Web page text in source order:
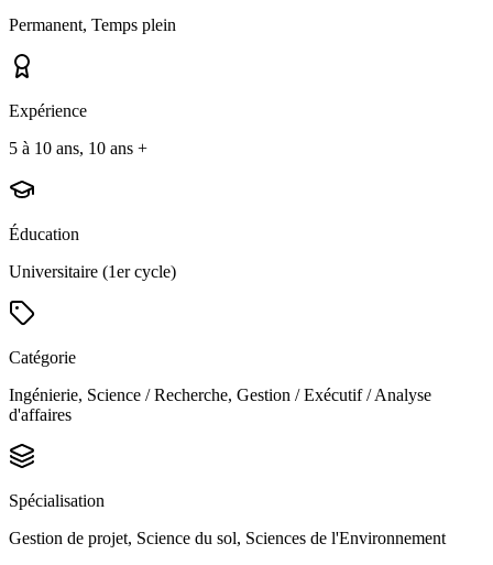
Permanent, Temps plein
Expérience
5 à 10 ans, 10 ans +
Éducation
Universitaire (1er cycle)
Catégorie
Ingénierie, Science / Recherche, Gestion / Exécutif / Analyse
d'affaires
Spécialisation
Gestion de projet, Science du sol, Sciences de l'Environnement